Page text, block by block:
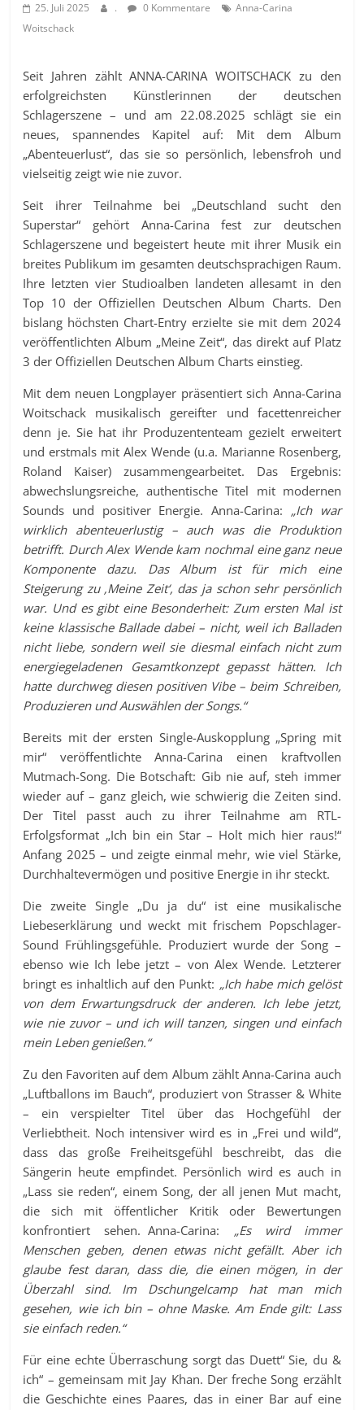
25. Juli 2025 . 0 Kommentare
Anna-Carina
Woitschack
Seit Jahren zählt ANNA-CARINA WOITSCHACK zu den
erfolgreichsten Künstlerinnen der deutschen
Schlagerszene – und am 22.08.2025 schlägt sie ein
neues, spannendes Kapitel auf: Mit dem Album
„Abenteuerlust“, das sie so persönlich, lebensfroh und
vielseitig zeigt wie nie zuvor.
Seit ihrer Teilnahme bei „Deutschland sucht den
Superstar“ gehört Anna-Carina fest zur deutschen
Schlagerszene und begeistert heute mit ihrer Musik ein
breites Publikum im gesamten deutschsprachigen Raum.
Ihre letzten vier Studioalben landeten allesamt in den
Top 10 der Offiziellen Deutschen Album Charts. Den
bislang höchsten Chart-Entry erzielte sie mit dem 2024
veröffentlichten Album „Meine Zeit“, das direkt auf Platz
3 der Offiziellen Deutschen Album Charts einstieg.
Mit dem neuen Longplayer präsentiert sich Anna-Carina
Woitschack musikalisch gereifter und facettenreicher
denn je. Sie hat ihr Produzententeam gezielt erweitert
und erstmals mit Alex Wende (u.a. Marianne Rosenberg,
Roland Kaiser) zusammengearbeitet. Das Ergebnis:
abwechslungsreiche, authentische Titel mit modernen
Sounds und positiver Energie. Anna-Carina: „Ich war
wirklich abenteuerlustig – auch was die Produktion
betrifft. Durch Alex Wende kam nochmal eine ganz neue
Komponente dazu. Das Album ist für mich eine
Steigerung zu ‚Meine Zeit‘, das ja schon sehr persönlich
war. Und es gibt eine Besonderheit: Zum ersten Mal ist
keine klassische Ballade dabei – nicht, weil ich Balladen
nicht liebe, sondern weil sie diesmal einfach nicht zum
energiegeladenen Gesamtkonzept gepasst hätten. Ich
hatte durchweg diesen positiven Vibe – beim Schreiben,
Produzieren und Auswählen der Songs.“
Bereits mit der ersten Single-Auskopplung „Spring mit
mir“ veröffentlichte Anna-Carina einen kraftvollen
Mutmach-Song. Die Botschaft: Gib nie auf, steh immer
wieder auf – ganz gleich, wie schwierig die Zeiten sind.
Der Titel passt auch zu ihrer Teilnahme am RTL-
Erfolgsformat „Ich bin ein Star – Holt mich hier raus!“
Anfang 2025 – und zeigte einmal mehr, wie viel Stärke,
Durchhaltevermögen und positive Energie in ihr steckt.
Die zweite Single „Du ja du“ ist eine musikalische
Liebeserklärung und weckt mit frischem Popschlager-
Sound Frühlingsgefühle. Produziert wurde der Song –
ebenso wie Ich lebe jetzt – von Alex Wende. Letzterer
bringt es inhaltlich auf den Punkt: „Ich habe mich gelöst
von dem Erwartungsdruck der anderen. Ich lebe jetzt,
wie nie zuvor – und ich will tanzen, singen und einfach
mein Leben genießen.“
Zu den Favoriten auf dem Album zählt Anna-Carina auch
„Luftballons im Bauch“, produziert von Strasser & White
– ein verspielter Titel über das Hochgefühl der
Verliebtheit. Noch intensiver wird es in „Frei und wild“,
dass das große Freiheitsgefühl beschreibt, das die
Sängerin heute empfindet. Persönlich wird es auch in
„Lass sie reden“, einem Song, der all jenen Mut macht,
die sich mit öffentlicher Kritik oder Bewertungen
konfrontiert sehen. Anna-Carina: „Es wird immer
Menschen geben, denen etwas nicht gefällt. Aber ich
glaube fest daran, dass die, die einen mögen, in der
Überzahl sind. Im Dschungelcamp hat man mich
gesehen, wie ich bin – ohne Maske. Am Ende gilt: Lass
sie einfach reden.“
Für eine echte Überraschung sorgt das Duett“ Sie, du &
ich“ – gemeinsam mit Jay Khan. Der freche Song erzählt
die Geschichte eines Paares, das in einer Bar auf eine